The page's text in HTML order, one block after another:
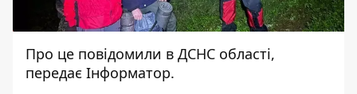
Про це повідомили в ДСНС області,
передає Інформатор.